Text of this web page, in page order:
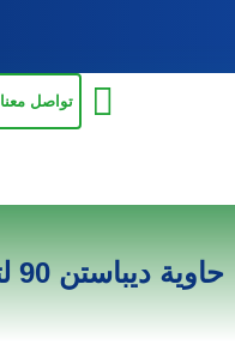
تواصل معنا
حاوية ديباستن 90 لتر